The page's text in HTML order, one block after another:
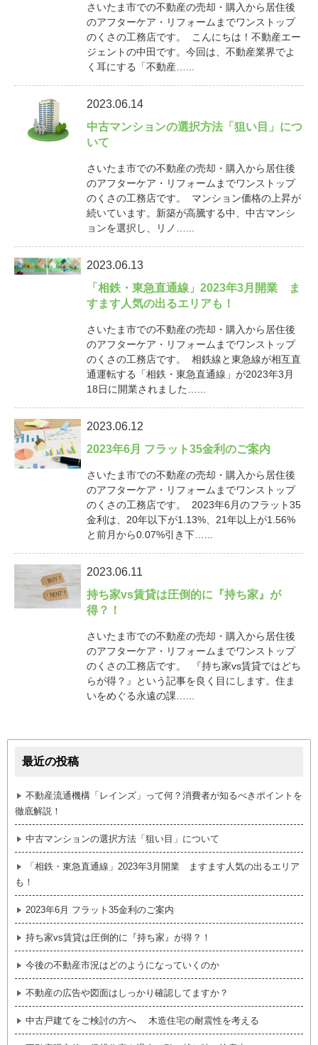
さいたま市での不動産の売却・購入から居住後
のアフターケア・リフォームまでワンストップ
のくさの工務店です。 こんにちは！不動産エー
ジェントの中田です。今回は、不動産業界でよ
く耳にする「不動産…...
2023.06.14
中古マンションの選択方法「狙い目」につ
いて
さいたま市での不動産の売却・購入から居住後
のアフターケア・リフォームまでワンストップ
のくさの工務店です。 マンション価格の上昇が
続いています。新築が高騰する中、中古マンシ
ョンを選択し、リノ…...
2023.06.13
「相鉄・東急直通線」2023年3月開業 ま
すます人気の出るエリアも！
さいたま市での不動産の売却・購入から居住後
のアフターケア・リフォームまでワンストップ
のくさの工務店です。 相鉄線と東急線が相互直
通運転する「相鉄・東急直通線」が2023年3月
18日に開業されました…...
2023.06.12
2023年6月 フラット35金利のご案内
さいたま市での不動産の売却・購入から居住後
のアフターケア・リフォームまでワンストップ
のくさの工務店です。 2023年6月のフラット35
金利は、20年以下が1.13%、21年以上が1.56%
と前月から0.07%引き下…...
2023.06.11
持ち家vs賃貸は圧倒的に『持ち家』が
得？！
さいたま市での不動産の売却・購入から居住後
のアフターケア・リフォームまでワンストップ
のくさの工務店です。 『持ち家vs賃貸ではどち
らが得？』という記事を良く目にします。住ま
いをめぐる永遠の課…...
最近の投稿
不動産流通機構「レインズ」って何？消費者が知るべきポイントを
徹底解説！
中古マンションの選択方法「狙い目」について
「相鉄・東急直通線」2023年3月開業 ますます人気の出るエリア
も！
2023年6月 フラット35金利のご案内
持ち家vs賃貸は圧倒的に『持ち家』が得？！
今後の不動産市況はどのようになっていくのか
不動産の広告や図面はしっかり確認してますか？
中古戸建てをご検討の方へ 木造住宅の耐震性を考える